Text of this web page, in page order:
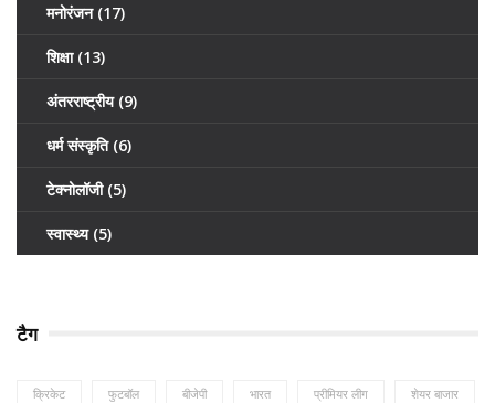
मनोरंजन (17)
शिक्षा (13)
अंतरराष्ट्रीय (9)
धर्म संस्कृति (6)
टेक्नोलॉजी (5)
स्वास्थ्य (5)
टैग
क्रिकेट फुटबॉल बीजेपी भारत प्रीमियर लीग शेयर बाजार